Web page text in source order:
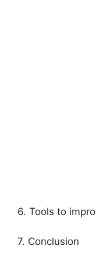
6. Tools to
7. Conclusion